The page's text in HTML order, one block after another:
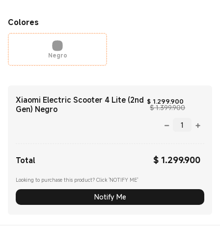
Colores
Negro
Xiaomi Electric Scooter 4 Lite (2nd
Gen) Negro
$ 1.299.900
$ 1.399.900Precio de
Total $ 1.299.900
Looking to purchase this product? Click 'NOTIFY ME'
Notify Me